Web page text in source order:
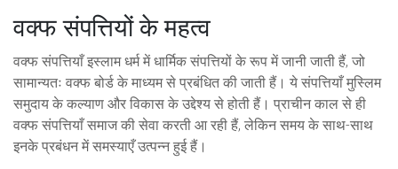
वक्फ संपत्तियों के महत्व
वक्फ संपत्तियाँ इस्लाम धर्म में धार्मिक संपत्तियों के रूप में जानी जाती हैं, जो
सामान्यतः वक्फ बोर्ड के माध्यम से प्रबंधित की जाती हैं। ये संपत्तियाँ मुस्लिम
समुदाय के कल्याण और विकास के उद्देश्य से होती हैं। प्राचीन काल से ही
वक्फ संपत्तियाँ समाज की सेवा करती आ रही हैं, लेकिन समय के साथ-साथ
इनके प्रबंधन में समस्याएँ उत्पन्न हुई हैं।